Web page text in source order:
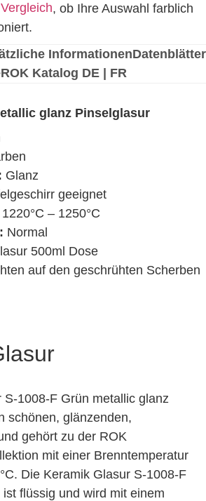
Vergleich, ob Ihre Auswahl farblich
InformationenDatenblätter
ROK Katalog DE | FR
glanz Pinselglasur
Glanz
geeignet
1220°C – 1250°C
Normal
500ml Dose
auf den geschrühten Scherben
S-1008-F Grün metallic glanz
schönen, glänzenden,
gehört zu der ROK
mit einer Brenntemperatur
Die Keramik Glasur S-1008-F
flüssig und wird mit einem